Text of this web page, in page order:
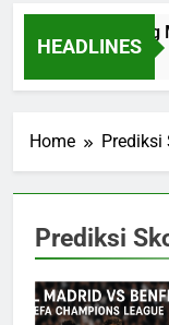
HEADLINES
Jalalive Streaming
4 Hours Ago
Home
Prediksi